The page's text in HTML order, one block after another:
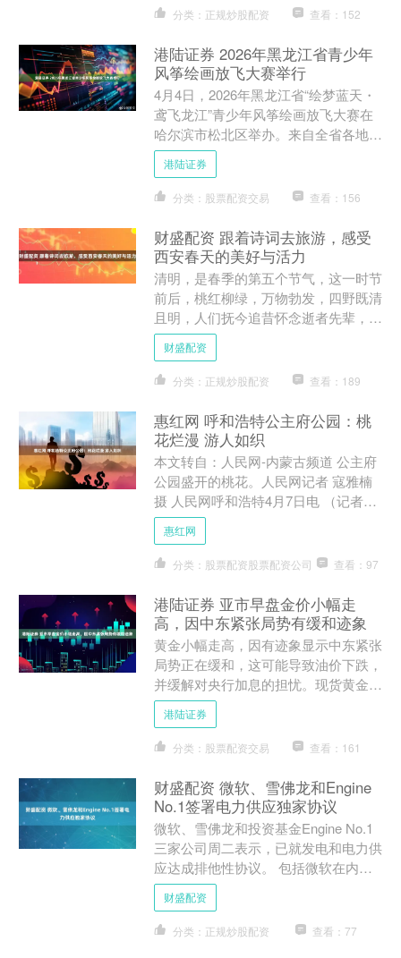
分类：正规炒股配资 查看：152
港陆证券 2026年黑龙江省青少年
风筝绘画放飞大赛举行
4月4日，2026年黑龙江省“绘梦蓝天・
鸢飞龙江”青少年风筝绘画放飞大赛在
哈尔滨市松北区举办。来自全省各地的
200余名青少年选手齐聚冰城，以笔绘
梦、以鸢传情，在....
港陆证券
分类：股票配资交易 查看：156
财盛配资 跟着诗词去旅游，感受
西安春天的美好与活力
清明，是春季的第五个节气，这一时节
前后，桃红柳绿，万物勃发，四野既清
且明，人们抚今追昔怀念逝者先辈，也
出游踏青，感受春天的温暖与生机。唐
朝诗人温庭筠在《清明日》....
财盛配资
分类：正规炒股配资 查看：189
惠红网 呼和浩特公主府公园：桃
花烂漫 游人如织
本文转自：人民网-内蒙古频道 公主府
公园盛开的桃花。人民网记者 寇雅楠
摄 人民网呼和浩特4月7日电 （记者张
力洋、寇雅楠） 近日，内蒙古呼和浩
特市公主府公园桃花....
惠红网
分类：股票配资股票配资公司 查看：97
港陆证券 亚市早盘金价小幅走
高，因中东紧张局势有缓和迹象
黄金小幅走高，因有迹象显示中东紧张
局势正在缓和，这可能导致油价下跌，
并缓解对央行加息的担忧。现货黄金上
涨0.3%，报每盎司4，686.07美元。 美
国总统特朗普....
港陆证券
分类：股票配资交易 查看：161
财盛配资 微软、雪佛龙和Engine
No.1签署电力供应独家协议
微软、雪佛龙和投资基金Engine No.1
三家公司周二表示，已就发电和电力供
应达成排他性协议。 包括微软在内的
科技公司正急于为其快速扩张的数据中
心确保电力供应....
财盛配资
分类：正规炒股配资 查看：77